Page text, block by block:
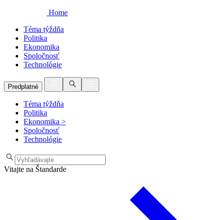
Home
Téma týždňa
Politika
Ekonomika
Spoločnosť
Technológie
Predplatné
Téma týždňa
Politika
Ekonomika >
Spoločnosť
Technológie
Vitajte na Štandarde